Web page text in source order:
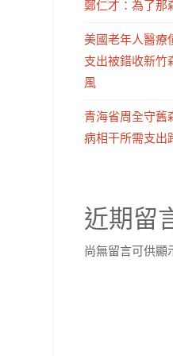
鄭仁才：為了那
美國老年人醫療
支出被錯收新竹
風
青海省周全守舊
病相干所需支出
近期留
尚無留言可供顯